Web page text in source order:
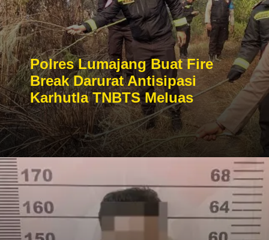
Polres Lumajang Buat Fire
Break Darurat Antisipasi
Karhutla TNBTS Meluas